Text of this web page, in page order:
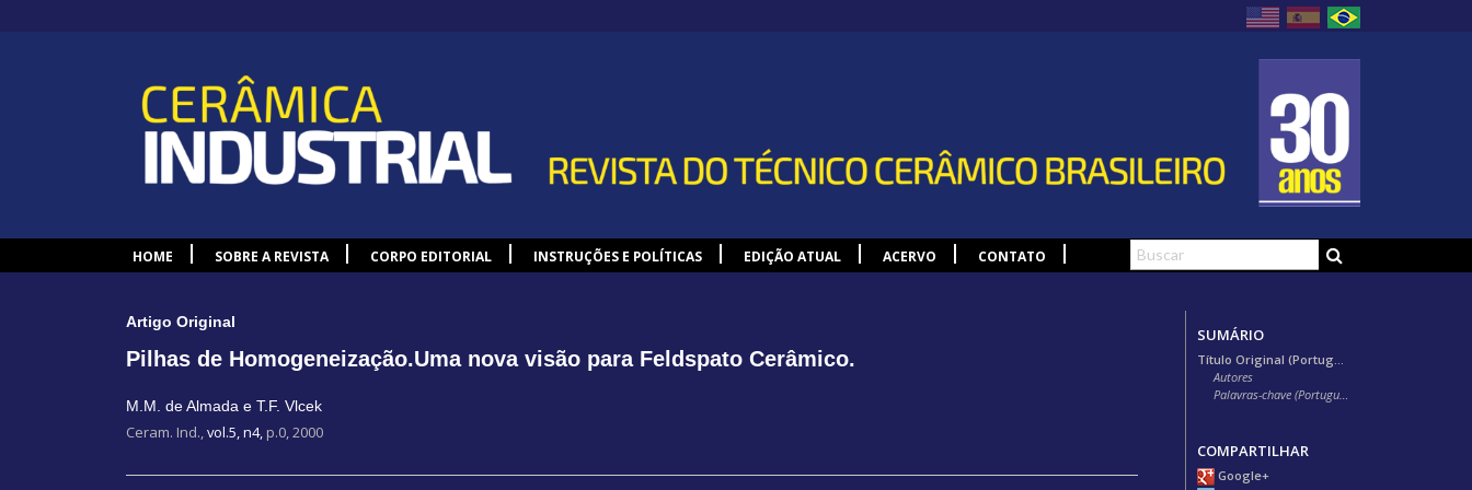
HOME SOBRE A REVISTA CORPO EDITORIAL INSTRUÇÕES E POLÍTICAS EDIÇÃO ATUAL ACERVO CONTATO
Artigo Original
Pilhas de Homogeneização.Uma nova visão para Feldspato Cerâmico.
M.M. de Almada e T.F. Vlcek
Ceram. Ind.,vol.5, n4, p.0, 2000
SUMÁRIO
Autores
COMPARTILHAR
Google+